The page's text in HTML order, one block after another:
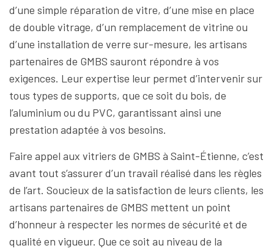
d’une simple réparation de vitre, d’une mise en place
de double vitrage, d’un remplacement de vitrine ou
d’une installation de verre sur-mesure, les artisans
partenaires de GMBS sauront répondre à vos
exigences. Leur expertise leur permet d’intervenir sur
tous types de supports, que ce soit du bois, de
l’aluminium ou du PVC, garantissant ainsi une
prestation adaptée à vos besoins.
Faire appel aux vitriers de GMBS à Saint-Étienne, c’est
avant tout s’assurer d’un travail réalisé dans les règles
de l’art. Soucieux de la satisfaction de leurs clients, les
artisans partenaires de GMBS mettent un point
d’honneur à respecter les normes de sécurité et de
qualité en vigueur. Que ce soit au niveau de la